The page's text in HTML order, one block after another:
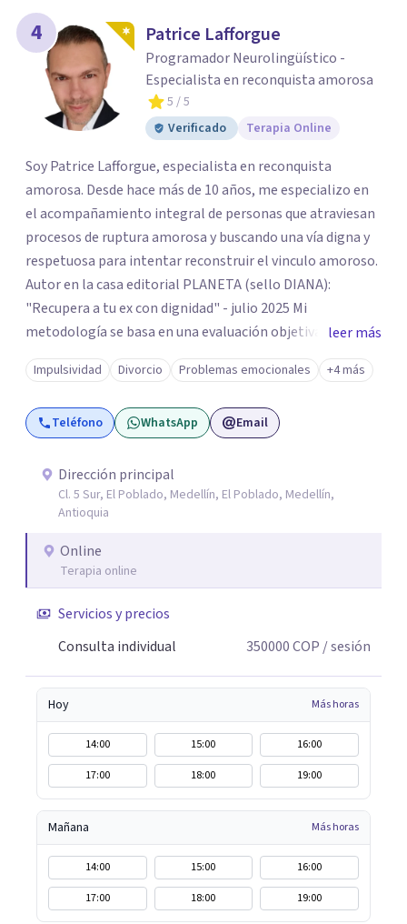
4 Patrice Lafforgue
Programador Neurolingüístico -
Especialista en reconquista amorosa
5 / 5
Verificado
Terapia Online
Soy Patrice Lafforgue, especialista en reconquista
amorosa. Desde hace más de 10 años, me especializo en
el acompañamiento integral de personas que atraviesan
procesos de ruptura amorosa y buscando una vía digna y
respetuosa para intentar reconstruir el vinculo amoroso.
Autor en la casa editorial PLANETA (sello DIANA):
"Recupera a tu ex con dignidad" - julio 2025 Mi
metodología se basa en una evaluación objetiva de
escenarios según la necesidad del paciente, centrada en
tres ejes fundamentales: 1- Análisis de viabilidad:
estimación de probabilidades reales de recuperación de la
relación de pareja 2- Análisis conductual: evaluación de
interacción 3- Soporte emocional: acompañamiento
para la gestión del duelo afectivo
leer más
Impulsividad Divorcio Problemas emocionales +4 más
Teléfono WhatsApp Email
Dirección principal
Cl. 5 Sur, El Poblado, Medellín, El Poblado, Medellín,
Antioquia
Online
Terapia online
Servicios y precios
Consulta individual
350000COP / sesión
Hoy Más horas
14:00 15:00
16:00
17:00
18:00 19:00
Mañana Más horas
14:00 15:00
16:00
17:00
18:00 19:00